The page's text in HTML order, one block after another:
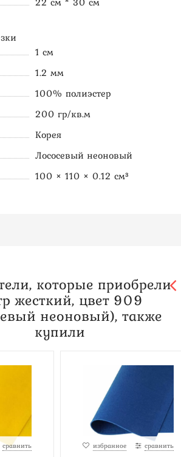
1 см
1.2 мм
100% полиэстер
200 гр/кв.м
Корея
Лососевый неоновый
100 × 110 × 0.12 см³
которые приобрели
жесткий, цвет 909
неоновый), также
купили
сравнить избранное сравнить